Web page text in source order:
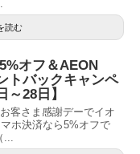
読む
オフ＆AEON
トバックキャンペ
～28日】
客さま感謝デーでイオ
ホ決済なら5%オフで